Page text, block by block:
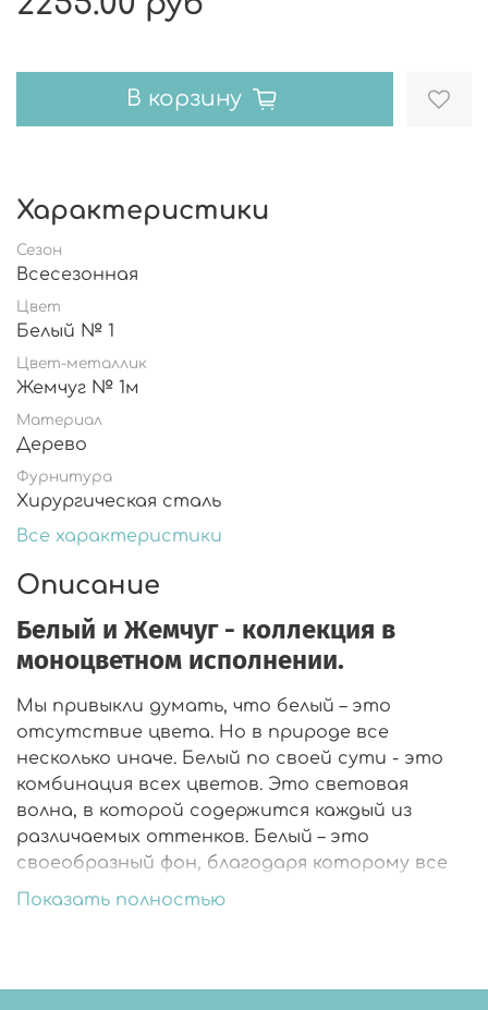
В корзину
Характеристики
Сезон
Всесезонная
Цвет
Белый № 1
Цвет-металлик
Жемчуг № 1м
Материал
Дерево
Фурнитура
Хирургическая сталь
Все характеристики
Описание
Белый и Жемчуг - коллекция в
моноцветном исполнении.
Мы привыкли думать, что белый – это
отсутствие цвета. Но в природе все
несколько иначе. Белый по своей сути - это
комбинация всех цветов. Это световая
волна, в которой содержится каждый из
различаемых оттенков. Белый – это
своеобразный фон, благодаря которому все
остальные цвета могут проявиться и стать
Показать полностью